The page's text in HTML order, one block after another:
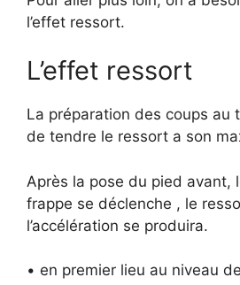
l’effet ressort.
L’effet ressort
La préparation des coups au
de tendre le ressort a son
Après la pose du pied avant,
frappe se déclenche , le
l’accélération se produira.
• en premier lieu au niveau